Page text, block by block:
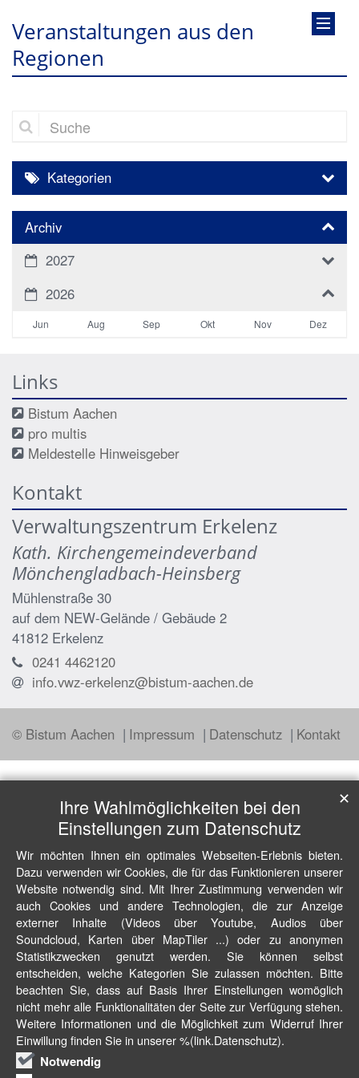
Veranstaltungen aus den
Regionen
Suche
Kategorien
Archiv
2027
2026
Jun Aug Sep Okt Nov Dez
Links
Bistum Aachen
pro multis
Meldestelle Hinweisgeber
Kontakt
Verwaltungszentrum Erkelenz
Kath. Kirchengemeindeverband
Mönchengladbach-Heinsberg
Mühlenstraße 30
auf dem NEW-Gelände / Gebäude 2
41812 Erkelenz
0241 4462120
info.vwz-erkelenz@bistum-aachen.de
© Bistum Aachen Impressum Datenschutz Kontakt
Ihre Wahlmöglichkeiten bei den
Einstellungen zum Datenschutz
Wir möchten Ihnen ein optimales Webseiten-Erlebnis bieten.
Dazu verwenden wir Cookies, die für das Funktionieren unserer
Website notwendig sind. Mit Ihrer Zustimmung verwenden wir
auch Cookies und andere Technologien, die zur Anzeige
externer Inhalte (Videos über Youtube, Audios über
Soundcloud, Karten über MapTiler ...) oder zu anonymen
Statistikzwecken genutzt werden. Sie können selbst
entscheiden, welche Kategorien Sie zulassen möchten. Bitte
beachten Sie, dass auf Basis Ihrer Einstellungen womöglich
nicht mehr alle Funktionalitäten der Seite zur Verfügung stehen.
Weitere Informationen und die Möglichkeit zum Widerruf Ihrer
Einwillung finden Sie in unserer %(link.Datenschutz).
Notwendig
✕